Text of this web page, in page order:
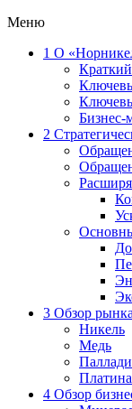
Меню
1 О
Бизнес-
2
3 Обзор
Никель
Медь
Платина
4 Обзор